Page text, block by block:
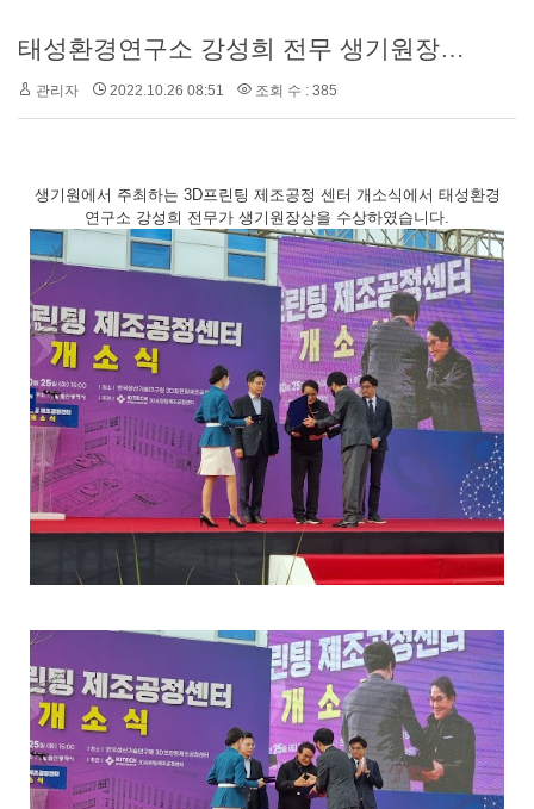
태성환경연구소 강성희 전무 생기원장상 수상
관리자 2022.10.26 08:51 조회 수 : 385
생기원에서 주최하는 3D프린팅 제조공정 센터 개소식에서 태성환경
연구소 강성희 전무가 생기원장상을 수상하였습니다.